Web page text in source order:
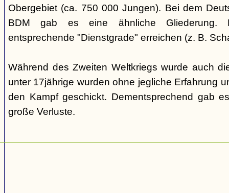
Obergebiet (ca. 750 000 Jungen). Bei dem
BDM gab es eine ähnliche Gliederung.
entsprechende "Dienstgrade" erreichen (z. B.
Während des Zweiten Weltkriegs wurde auch
unter 17jährige wurden ohne jegliche Erfahrung
den Kampf geschickt. Dementsprechend gab
große Verluste.